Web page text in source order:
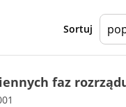
Sortuj
faz